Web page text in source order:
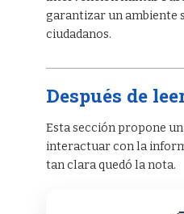
garantizar un ambiente
ciudadanos.
Después de
Esta sección propone
interactuar con la
tan clara quedó la nota.